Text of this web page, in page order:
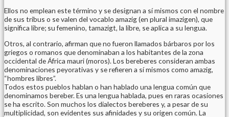
Ellos no emplean este término y se designan a sí mismos con el nombre
de sus tribus o se valen del vocablo amazig (en plural imazigen), que
significa libre; su femenino, tamazigt, la libre, se aplica a su lengua.
Otros, al contrario, afirman que no fueron llamados bárbaros por los
griegos o romanos que denominaban a los habitantes de la zona
occidental de África mauri (moros). Los bereberes consideran ambas
denominaciones peyorativas y se refieren a sí mismos como amazig,
“hombres libres”.
Todos estos pueblos hablan o han hablado una lengua común que
denominamos bereber. Es una lengua hablada, pues en raras ocasiones
se ha escrito. Son muchos los dialectos bereberes y, a pesar de su
multiplicidad, son evidentes sus afinidades y su origen común. La